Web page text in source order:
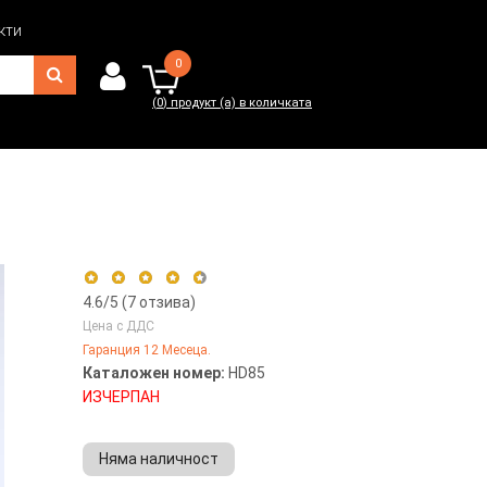
0
(0) продукт (а) в количката
4.6/5 (7отзива)
5 stars
4 stars
2 stars
1 star
Цена с ДДС
Гаранция 12 Месеца.
Каталожен номер: HD85
ИЗЧЕРПАН
Няма наличност